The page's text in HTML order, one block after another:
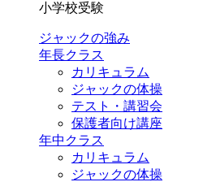
小学校受験
ジャックの強み
年長クラス
カリキュラム
ジャックの体操
テスト・講習会
保護者向け講座
年中クラス
カリキュラム
ジャックの体操